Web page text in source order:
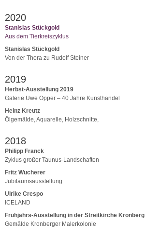
2020
Stanislas Stückgold
Aus dem Tierkreiszyklus
Stanislas Stückgold
Von der Thora zu Rudolf Steiner
2019
Herbst-Ausstellung 2019
Galerie Uwe Opper – 40 Jahre Kunsthandel
Heinz Kreutz
Ölgemälde, Aquarelle, Holzschnitte,
2018
Philipp Franck
Zyklus großer Taunus-Landschaften
Fritz Wucherer
Jubiläumsausstellung
Ulrike Crespo
ICELAND
Frühjahrs-Ausstellung in der Streitkirche Kronberg
Gemälde Kronberger Malerkolonie